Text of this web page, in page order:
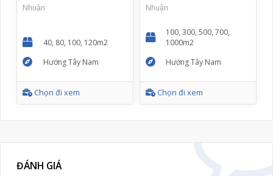
Nhuận
40, 80, 100, 120m2
Hướng Tây Nam
Chọn đi xem
Nhuận
100, 300, 500, 700,
1000m2
Hướng Tây Nam
Chọn đi xem
ĐÁNH GIÁ